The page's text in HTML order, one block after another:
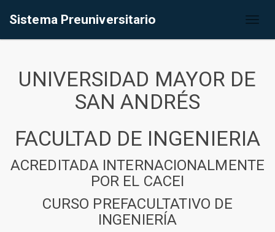
Sistema Preuniversitario
UNIVERSIDAD MAYOR DE
SAN ANDRÉS
FACULTAD DE INGENIERIA
ACREDITADA INTERNACIONALMENTE
POR EL CACEI
CURSO PREFACULTATIVO DE
INGENIERÍA